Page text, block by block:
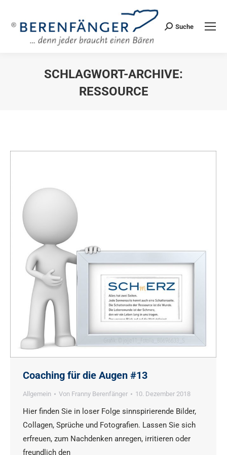
Search:
Suche
SCHLAGWORT-ARCHIVE:
RESSOURCE
Coaching für die Augen #13
Allgemein Von Franny Berenfänger 10. Dezember 2018
Hier finden Sie in loser Folge sinnspirierende Bilder,
Collagen, Sprüche und Fotografien. Lassen Sie sich
erfreuen, zum Nachdenken anregen, irritieren oder
freundlich den